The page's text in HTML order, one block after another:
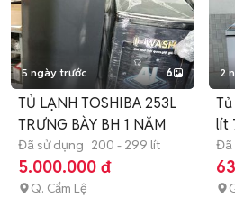
5 ngày trước 6
TỦ LẠNH TOSHIBA 253L
TRƯNG BÀY BH 1 NĂM
Đã sử dụng 200 - 299 lít
5.000.000 đ
Q. Cẩm Lệ
2
lít
Đã